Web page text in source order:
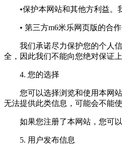
•保护本网站和其他方利益。我
• 第三方m6米乐网页版的合作
我们承诺尽力保护您的个人信
全，因此我们不能向您绝对保证
4. 您的选择
您可以选择浏览和使用本网站
无法提供此类信息，可能会不能使
如果您注册了本网站，您可以
5. 用户发布信息